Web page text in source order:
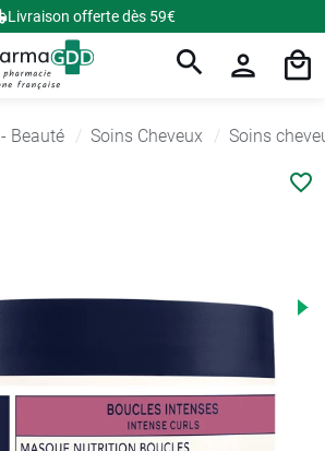
Livraison offerte dès 59€
Beauté Soins Cheveux Soins